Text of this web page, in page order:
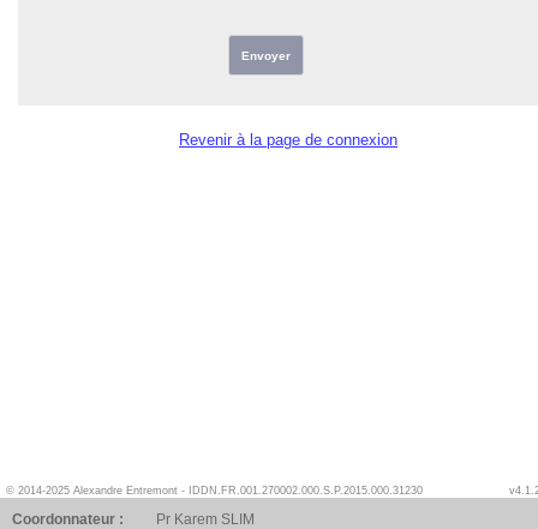
Envoyer
Revenir à la page de connexion
© 2014-2025 Alexandre Entremont - IDDN.FR.001.270002.000.S.P.2015.000.31230
Coordonnateur :
Pr Karem SLIM